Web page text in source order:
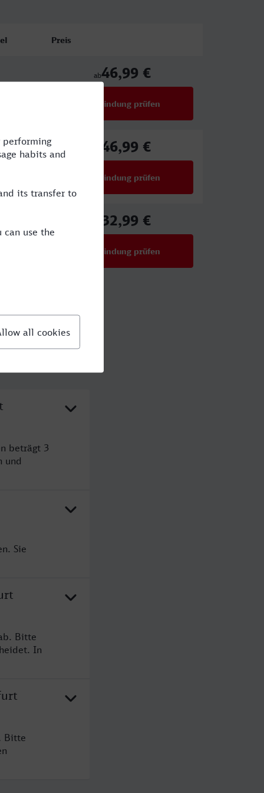
Preis
ab46,99 €
Verbindung prüfen
46,99 €
Verbindung prüfen
32,99 €
Verbindung prüfen
beträgt 3
und
Sie
Bitte
In
Bitte